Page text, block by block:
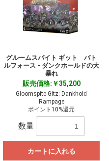
グルームスパイト ギット バト
ルフォース - ダンクホールドの大
暴れ
販売価格:￥35,200
Gloomspite Gitz: Dankhold
Rampage
ポイント10%還元
数量
カートに入れる